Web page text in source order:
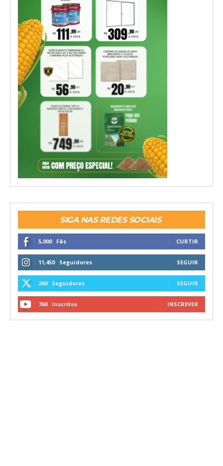
SIGA NAS REDES SOCIAIS
5,000 Fãs CURTIR
11,450 Seguidores SEGUIR
260 Seguidores SEGUIR
760 Inscritos INSCREVER